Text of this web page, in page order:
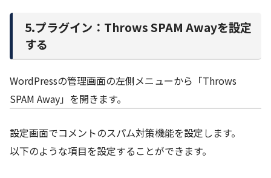
5.プラグイン：Throws SPAM Awayを設定
する
WordPressの管理画面の左側メニューから「Throws
SPAM Away」を開きます。
設定画面でコメントのスパム対策機能を設定します。
以下のような項目を設定することができます。